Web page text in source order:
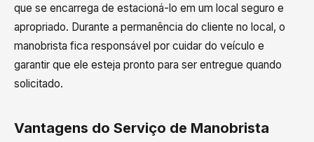
que se encarrega de estacioná-lo em um local seguro e
apropriado. Durante a permanência do cliente no local, o
manobrista fica responsável por cuidar do veículo e
garantir que ele esteja pronto para ser entregue quando
solicitado.
Vantagens do Serviço de Manobrista